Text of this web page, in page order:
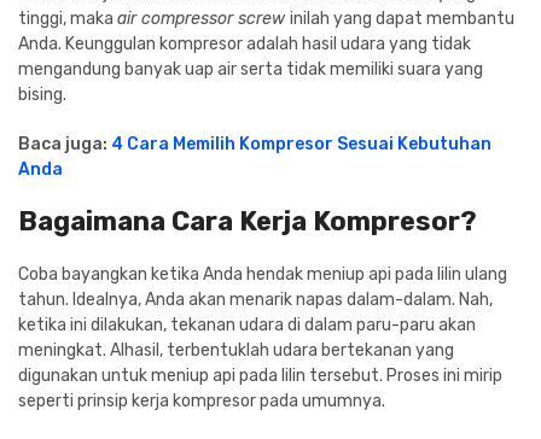
tinggi, maka air compressor screwinilah yang dapat membantu
Anda. Keunggulan kompresor adalah hasil udara yang tidak
mengandung banyak uap air serta tidak memiliki suara yang
bising.
Baca juga: 4 Cara Memilih Kompresor Sesuai Kebutuhan
Anda
Bagaimana Cara Kerja Kompresor?
Coba bayangkan ketika Anda hendak meniup api pada lilin ulang
tahun. Idealnya, Anda akan menarik napas dalam-dalam. Nah,
ketika ini dilakukan, tekanan udara di dalam paru-paru akan
meningkat. Alhasil, terbentuklah udara bertekanan yang
digunakan untuk meniup api pada lilin tersebut. Proses ini mirip
seperti prinsip kerja kompresor pada umumnya.